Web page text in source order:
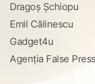
Dragoș Șchiopu
Emil Călinescu
Gadget4u
Agenția False